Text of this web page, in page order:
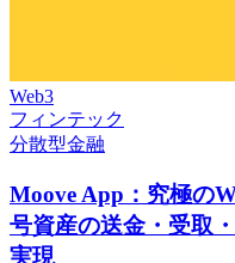
Web3
フィンテック
分散型金融
Moove App：究極の
号資産の送金・受取
実現